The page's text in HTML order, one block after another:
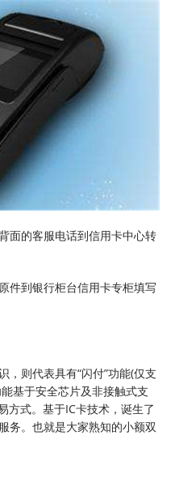
面的客服电话到信用卡中心转
件到银行柜台信用卡专柜填写
，则代表具有“闪付”功能(仅支
基于安全芯片及非接触式支
方式。基于IC卡技术，诞生了
务。也就是大家熟知的小额双